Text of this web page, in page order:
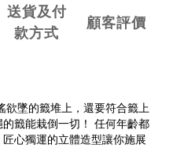
送貨及付
款方式
顧客評價
欲墜的籤堆上，還要符合籤上
籤能栽倒一切！ 任何年齡都
心獨運的立體造型讓你施展